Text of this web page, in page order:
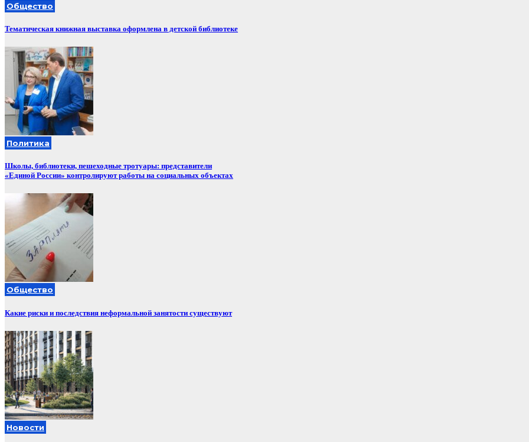
Общество
Тематическая книжная выставка оформлена в детской библиотеке
Политика
Школы, библиотеки, пешеходные тротуары: представители
«Единой России» контролируют работы на социальных объектах
Общество
Какие риски и последствия неформальной занятости существуют
Новости